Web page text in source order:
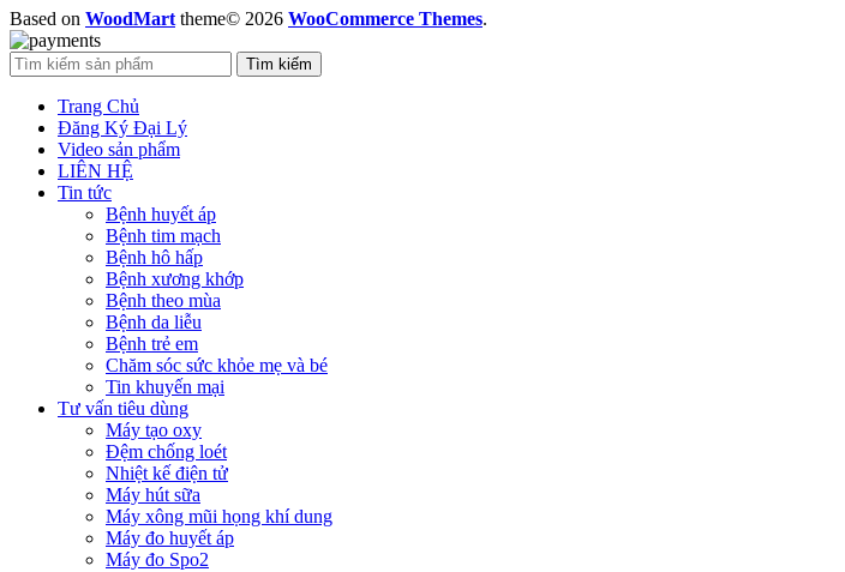
Based on WoodMart theme© 2026 WooCommerce Themes.
Tìm kiếm
Trang Chủ
Đăng Ký Đại Lý
Video sản phẩm
LIÊN HỆ
Tin tức
Bệnh huyết áp
Bệnh tim mạch
Bệnh hô hấp
Bệnh xương khớp
Bệnh theo mùa
Bệnh da liễu
Bệnh trẻ em
Chăm sóc sức khỏe mẹ và bé
Tin khuyến mại
Tư vấn tiêu dùng
Máy tạo oxy
Đệm chống loét
Nhiệt kế điện tử
Máy hút sữa
Máy xông mũi họng khí dung
Máy đo huyết áp
Máy đo Spo2